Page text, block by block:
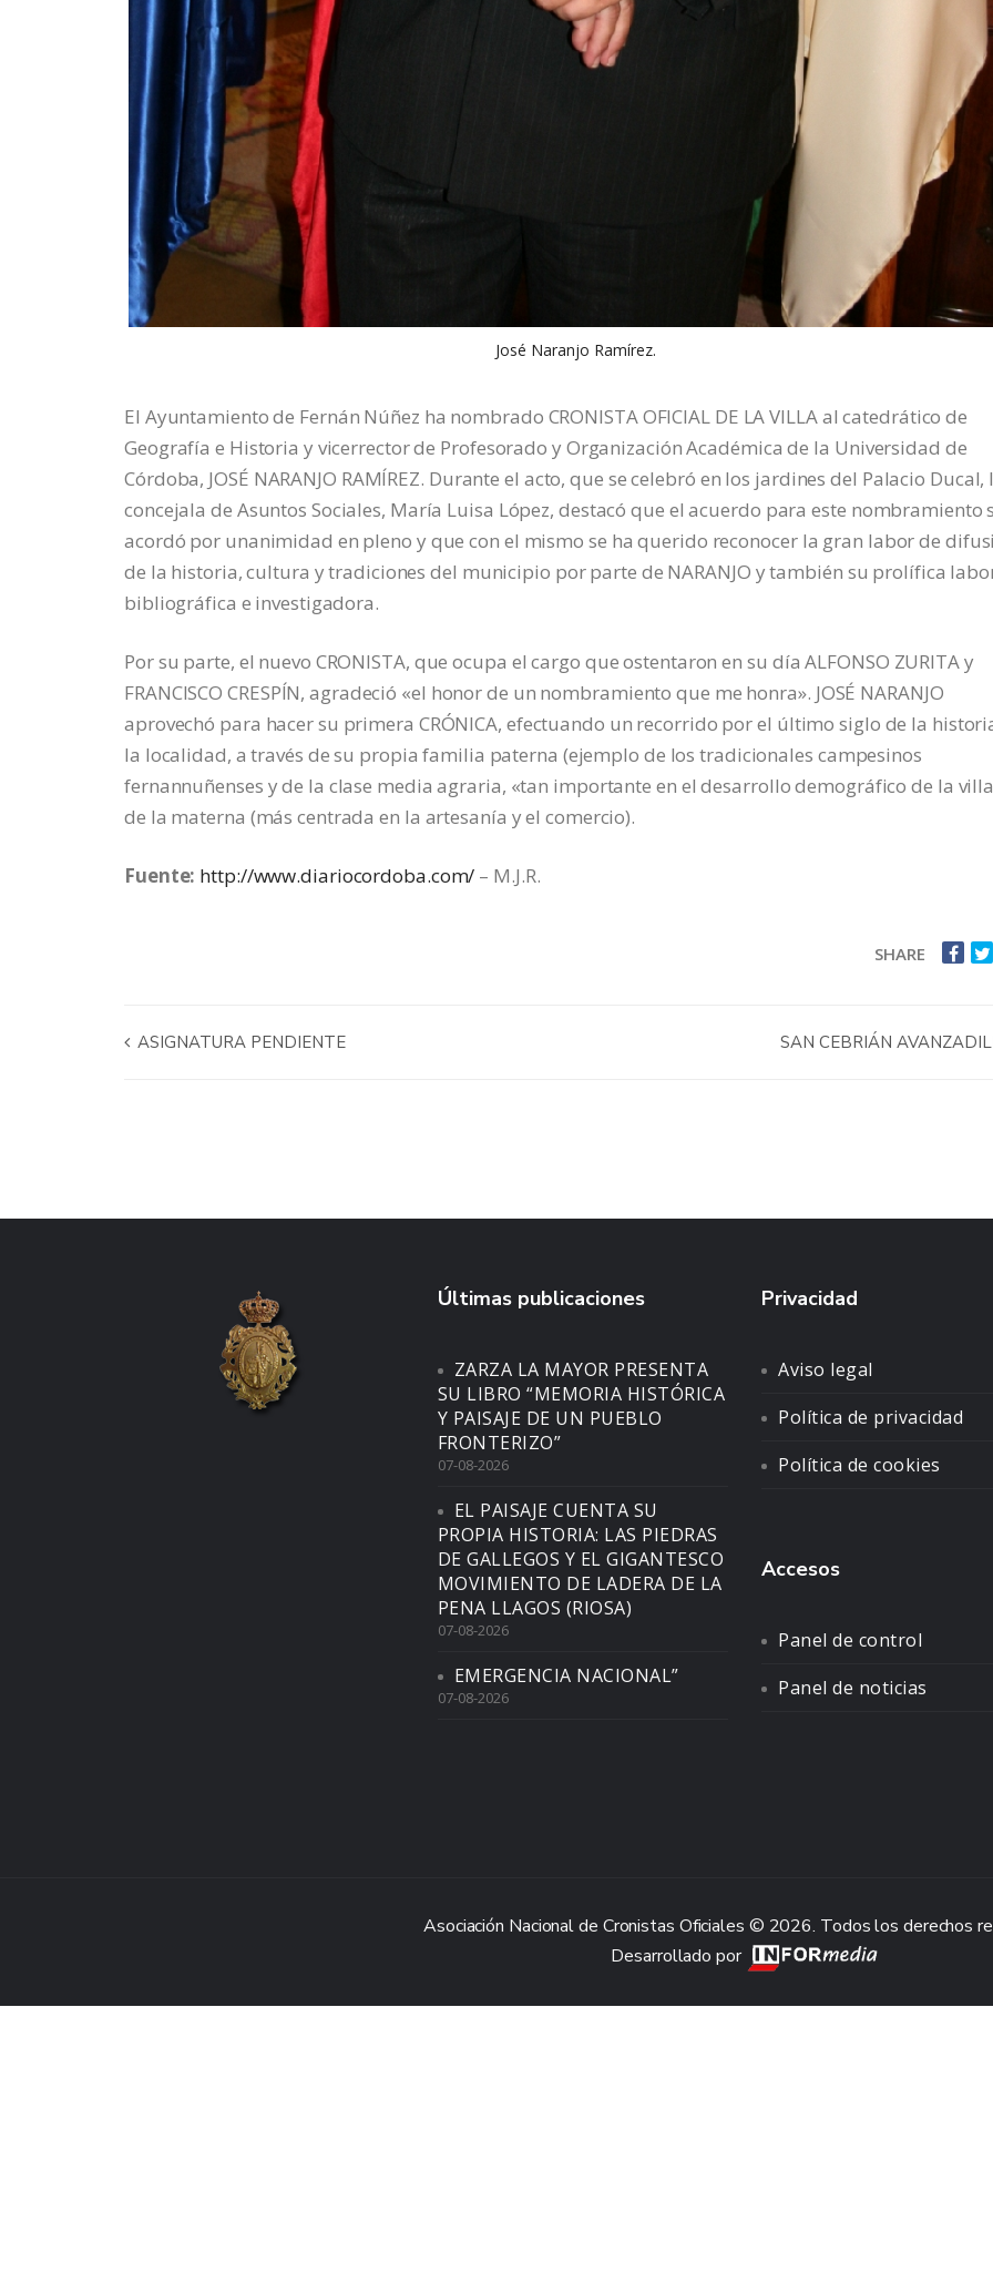
José Naranjo Ramírez.
El Ayuntamiento de Fernán Núñez ha nombrado CRONISTA OFICIAL DE LA VILLA al catedrático de
Geografía e Historia y vicerrector de Profesorado y Organización Académica de la Universidad de
Córdoba, JOSÉ NARANJO RAMÍREZ. Durante el acto, que se celebró en los jardines del Palacio Ducal,
concejala de Asuntos Sociales, María Luisa López, destacó que el acuerdo para este nombramiento
acordó por unanimidad en pleno y que con el mismo se ha querido reconocer la gran labor de
de la historia, cultura y tradiciones del municipio por parte de NARANJO y también su prolífica
bibliográfica e investigadora.
Por su parte, el nuevo CRONISTA, que ocupa el cargo que ostentaron en su día ALFONSO ZURITA y
FRANCISCO CRESPÍN, agradeció «el honor de un nombramiento que me honra». JOSÉ NARANJO
aprovechó para hacer su primera CRÓNICA, efectuando un recorrido por el último siglo de la
la localidad, a través de su propia familia paterna (ejemplo de los tradicionales campesinos
fernannuñenses y de la clase media agraria, «tan importante en el desarrollo demográfico de la
de la materna (más centrada en la artesanía y el comercio).
Fuente: http://www.diariocordoba.com/ – M.J.R.
SHARE
ASIGNATURA PENDIENTE SAN CEBRIÁN
Últimas publicaciones
ZARZA LA MAYOR PRESENTA
SU LIBRO “MEMORIA HISTÓRICA
Y PAISAJE DE UN PUEBLO
FRONTERIZO”
07-08-2026
EL PAISAJE CUENTA SU
PROPIA HISTORIA: LAS PIEDRAS
DE GALLEGOS Y EL GIGANTESCO
MOVIMIENTO DE LADERA DE LA
PENA LLAGOS (RIOSA)
07-08-2026
EMERGENCIA NACIONAL”
07-08-2026
Privacidad
Aviso legal
Política de privacidad
Política de cookies
Accesos
Panel de control
Panel de noticias
Asociación Nacional de Cronistas Oficiales © 2026. Todos los derechos
Desarrollado por